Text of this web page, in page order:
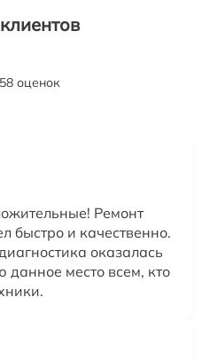
оценок
Ремонт
быстро и качественно.
оказалась
данное место всем, кто